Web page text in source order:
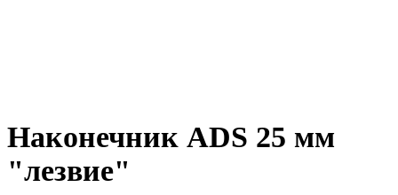
Наконечник ADS 25 мм
"лезвие"